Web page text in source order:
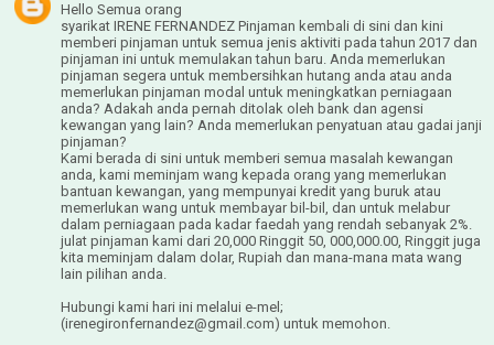
Hello Semua orang
syarikat IRENE FERNANDEZ Pinjaman kembali di sini dan kini
memberi pinjaman untuk semua jenis aktiviti pada tahun 2017 dan
pinjaman ini untuk memulakan tahun baru. Anda memerlukan
pinjaman segera untuk membersihkan hutang anda atau anda
memerlukan pinjaman modal untuk meningkatkan perniagaan
anda? Adakah anda pernah ditolak oleh bank dan agensi
kewangan yang lain? Anda memerlukan penyatuan atau gadai janji
pinjaman?
Kami berada di sini untuk memberi semua masalah kewangan
anda, kami meminjam wang kepada orang yang memerlukan
bantuan kewangan, yang mempunyai kredit yang buruk atau
memerlukan wang untuk membayar bil-bil, dan untuk melabur
dalam perniagaan pada kadar faedah yang rendah sebanyak 2%.
julat pinjaman kami dari 20,000 Ringgit 50, 000,000.00, Ringgit juga
kita meminjam dalam dolar, Rupiah dan mana-mana mata wang
lain pilihan anda.
Hubungi kami hari ini melalui e-mel;
(irenegironfernandez@gmail.com) untuk memohon.